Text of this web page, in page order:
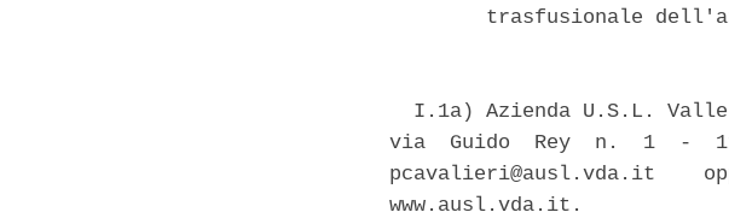
trasfusionale
I.1a) Azienda U.S.L.
via  Guido  Rey  n.  1  -
pcavalieri@ausl.vda.it
www.ausl.vda.it.